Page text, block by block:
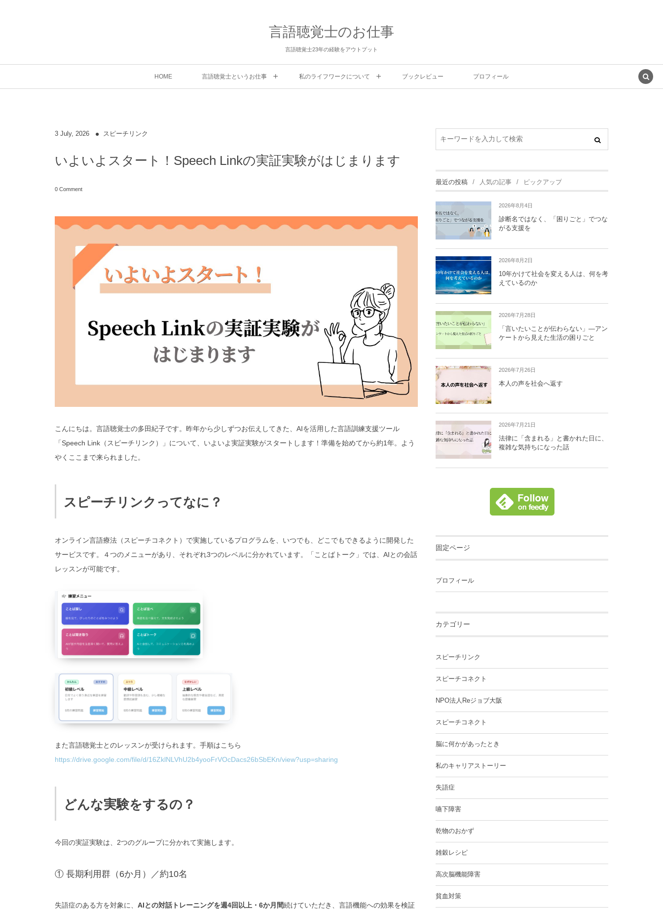
言語聴覚士のお仕事
言語聴覚士23年の経験をアウトプット
HOME 言語聴覚士というお仕事 私のライフワークについて ブックレビュー プロフィール
3 July, 2026 スピーチリンク
いよいよスタート！Speech Linkの実証実験がはじまります
0 Comment
こんにちは。言語聴覚士の多田紀子です。 昨年から少しずつお伝えしてきた、AIを活用した言語訓練支援ツール
「Speech Link（スピーチリンク）」について、いよいよ実証実験がスタートします！ 準備を始めてから約1年。よう
やくここまで来られました。
スピーチリンクってなに？
オンライン言語療法（スピーチコネクト）で実施しているプログラムを、いつでも、どこでもできるように開発した
サービスです。４つのメニューがあり、それぞれ3つのレベルに分かれています。「ことばトーク」では、AIとの会話
レッスンが可能です。
また言語聴覚士とのレッスンが受けられます。手順はこちら
https://drive.google.com/file/d/16ZklNLVhU2b4yooFrVOcDacs26bSbEKn/view?usp=sharing
どんな実験をするの？
今回の実証実験は、 2つのグループに分かれて実施します。
① 長期利用群（6か月）／約10名
失語症のある方を対象に、 AIとの対話トレーニングを週4回以上・6か月間続けていただき、言語機能への効果を検証
最近の投稿 人気の記事 ピックアップ
2026年8月4日
診断名ではなく、「困りごと」でつな
がる支援を
2026年8月2日
10年かけて社会を変える人は、何を考
えているのか
2026年7月28日
「言いたいことが伝わらない」―アン
ケートから見えた生活の困りごと
2026年7月26日
本人の声を社会へ返す
2026年7月21日
法律に「含まれる」と書かれた日に、
複雑な気持ちになった話
固定ページ
プロフィール
カテゴリー
スピーチリンク
スピーチコネクト
NPO法人Reジョブ大阪
スピーチコネクト
脳に何かがあったとき
私のキャリアストーリー
失語症
嚥下障害
乾物のおかず
雑穀レシピ
高次脳機能障害
貧血対策